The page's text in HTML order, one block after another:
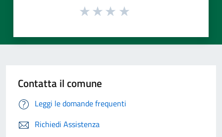
Contatta il comune
Leggi le domande frequenti
Richiedi Assistenza